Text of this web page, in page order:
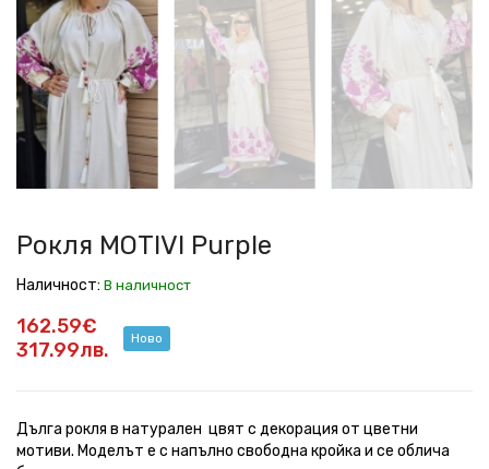
MOTIVI
Purple
MOTIVI
Purple
MOTIVI
Purple
MOTIVI
Purple
MOTIVI
Purple
MOTIVI
Purple
MOTIVI
Purple
MOTIVI
Purple
Рокля MOTIVI Purple
Наличност: В наличност
162.59€
317.99лв.
Ново
Дълга рокля в натурален цвят с декорация от цветни
мотиви. Моделът е с напълно свободна кройка и се облича